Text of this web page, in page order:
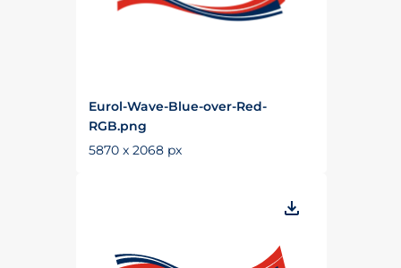
Eurol-Wave-Blue-over-Red-
RGB.png
5870 x 2068 px